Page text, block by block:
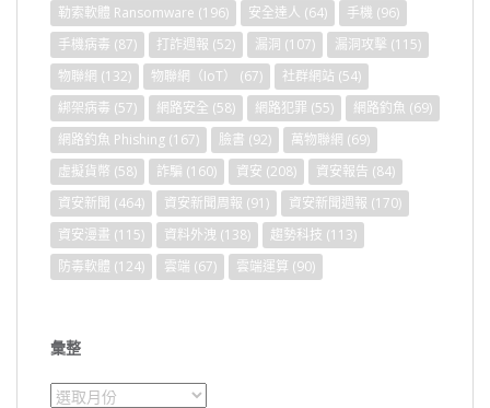
勒索軟體 Ransomware (196) 安全達人 (64) 手機 (96)
手機病毒 (87) 打詐週報 (52) 漏洞 (107) 漏洞攻擊 (115)
物聯網 (132) 物聯網（IoT） (67) 社群網站 (54)
綁架病毒 (57) 網路安全 (58) 網路犯罪 (55) 網路釣魚 (69)
網路釣魚 Phishing (167) 臉書 (92) 萬物聯網 (69)
虛擬貨幣 (58) 詐騙 (160) 資安 (208) 資安報告 (84)
資安新聞 (464) 資安新聞周報 (91) 資安新聞週報 (170)
資安漫畫 (115) 資料外洩 (138) 趨勢科技 (113)
防毒軟體 (124) 雲端 (67) 雲端運算 (90)
彙整
彙